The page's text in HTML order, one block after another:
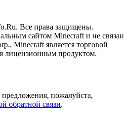
Все права защищены.
сайтом Minecraft и не связан
Minecraft является торговой
лицензионным продуктом.
пожалуйста,
обратной связи.